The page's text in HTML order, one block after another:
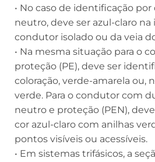
• No caso de identificação
neutro, deve ser azul-claro na
condutor isolado ou da veia
• Na mesma situação para o
proteção (PE), deve ser
coloração, verde-amarela ou,
verde. Para o condutor com
neutro e proteção (PEN),
cor azul-claro com anilhas
pontos visíveis ou acessíveis.
• Em sistemas trifásicos, a